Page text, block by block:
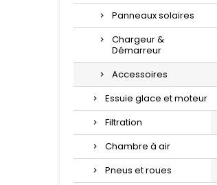
Panneaux solaires
Chargeur &
Démarreur
Accessoires
Essuie glace et moteur
Filtration
Chambre à air
Pneus et roues